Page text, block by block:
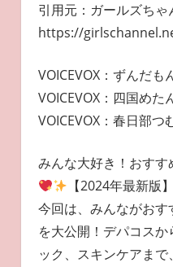
引用元：ガールズちゃ
https://
VOICEVOX：ずんだも
VOICEVOX：四国めた
VOICEVOX：春日部つ
みんな大好き！おす
【2024年最新版】
今回は、みんながお
を大公開！デパコス
ック、スキンケアま